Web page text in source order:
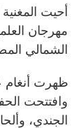
أحيت
مهرجان
الشمالي
ظهرت أنغام
وافتتحت
الجندي،